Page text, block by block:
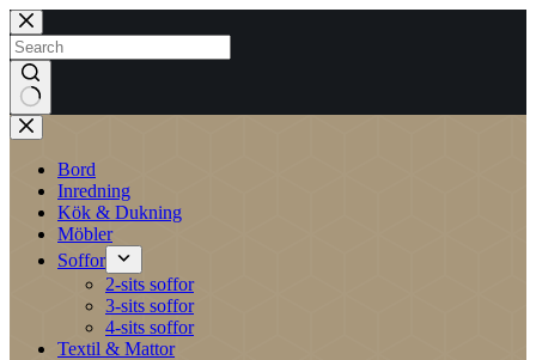
Skip
to
content
No
results
Bord
Inredning
Kök & Dukning
Möbler
Soffor
2-sits soffor
3-sits soffor
4-sits soffor
Textil & Mattor